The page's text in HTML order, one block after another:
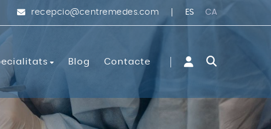
recepcio@centremedes.com ES CA
FUE
i cirurgia vascular
Blog Contacte